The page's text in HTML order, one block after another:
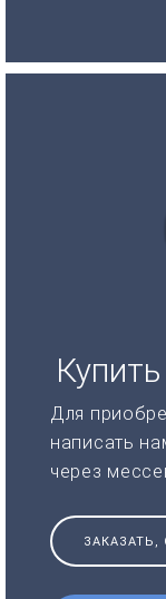
Для
написать
через